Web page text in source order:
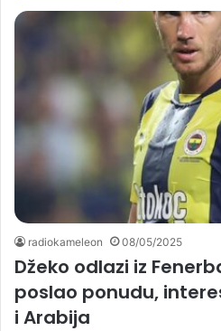
radiokameleon 08/05/2025
Džeko odlazi iz
poslao ponudu,
i Arabija